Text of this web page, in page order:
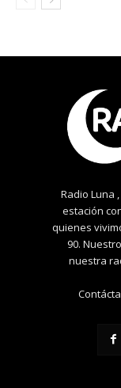
Radio Luna
estación
quienes
90.
nuestra